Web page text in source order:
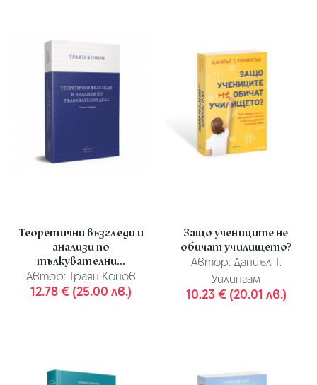
Теоретични възгледи и
анализи по
тълкувателни...
Автор: Траян Конов
12.78 € (25.00 лв.)
Защо учениците не
обичат училището?
Автор: Даниъл Т.
Уилингам
10.23 € (20.01 лв.)